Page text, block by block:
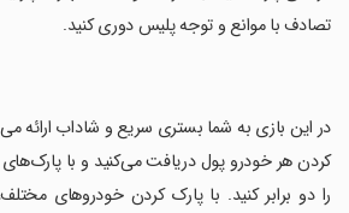
تصادف با موانع و توجه پلیس دوری کنید.
‏در این بازی به شما بستری سریع و شاداب ارائه
کردن هر خودرو پول دریافت می‌کنید و با
را دو برابر کنید. با پارک کردن خودروهای